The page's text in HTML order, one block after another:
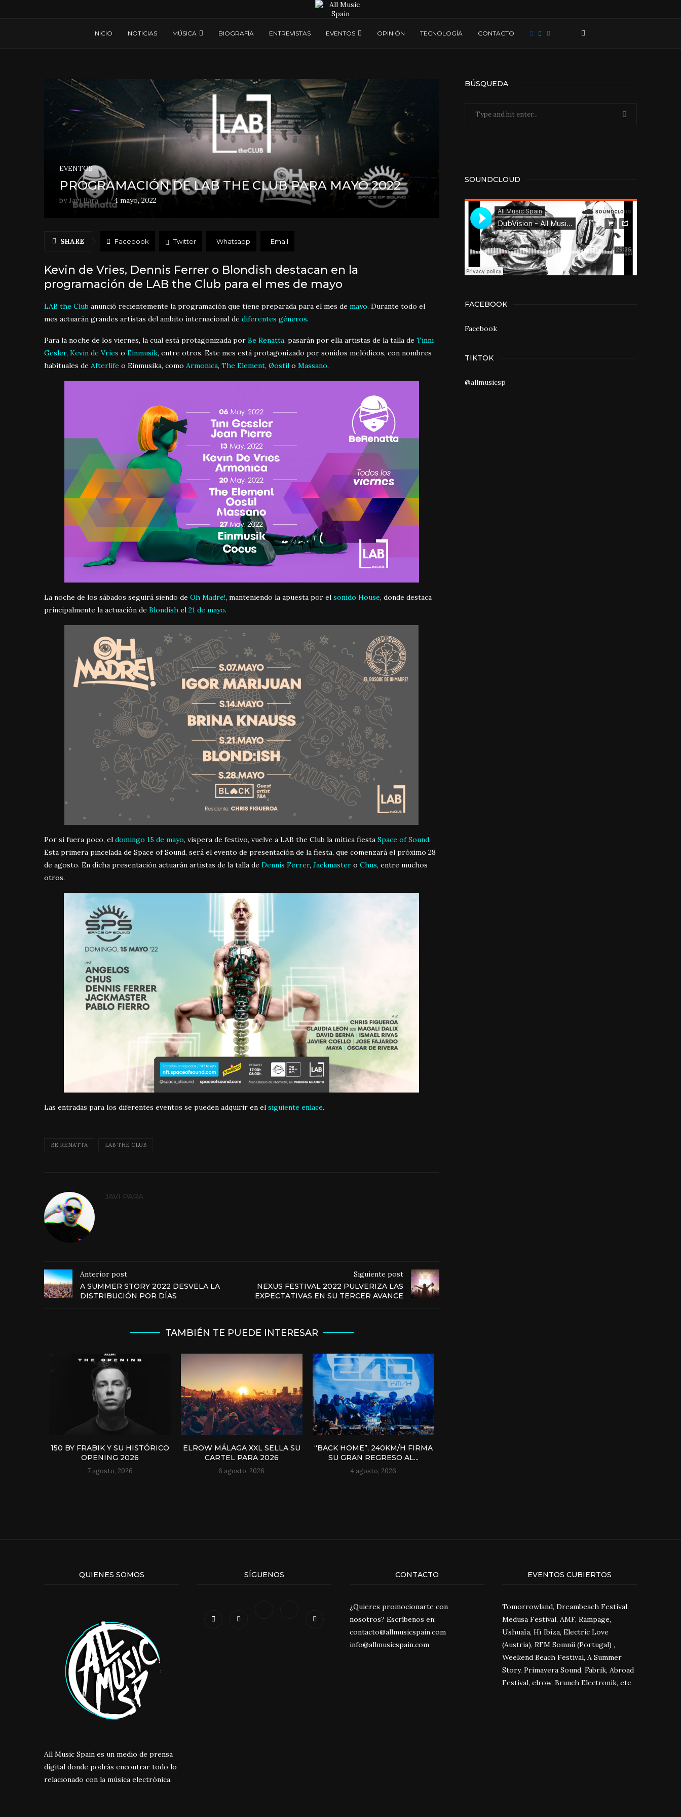
INICIO NOTICIAS MÚSICA BIOGRAFÍA ENTREVISTAS EVENTOS OPINIÓN TECNOLOGÍA CONTACTO
EVENTOS
PROGRAMACIÓN DE LAB THE CLUB PARA MAYO 2022
byJavi Para 4 mayo, 2022
SHARE Facebook Twitter Whatsapp Email
Kevin de Vries, Dennis Ferrer o Blondish destacan en la
programación de LAB the Club para el mes de mayo
LAB the Club anunció recientemente la programación que tiene preparada para el mes de mayo. Durante todo el
mes actuarán grandes artistas del ambito internacional de diferentes géneros.
Para la noche de los viernes, la cual está protagonizada por Be Renatta, pasarán por ella artistas de la talla de Tinni
Gesler, Kevin de Vries o Einmusik, entre otros. Este mes está protagonizado por sonidos melódicos, con nombres
habituales de Afterlife o Einmusika, como Armonica, The Element, Øostil o Massano.
La noche de los sábados seguirá siendo de Oh Madre!, manteniendo la apuesta por el sonido House, donde destaca
principalmente la actuación de Blondish el 21 de mayo.
Por si fuera poco, el domingo 15 de mayo, vispera de festivo, vuelve a LAB the Club la mítica fiesta Space of Sound.
Esta primera pincelada de Space of Sound, será el evento de presentación de la fiesta, que comenzará el próximo 28
de agosto. En dicha presentación actuarán artistas de la talla de Dennis Ferrer, Jackmaster o Chus, entre muchos
otros.
Las entradas para los diferentes eventos se pueden adquirir en el siguiente enlace.
BE RENATTA LAB THE CLUB
JAVI PARA
Anterior post
A SUMMER STORY 2022 DESVELA LA
DISTRIBUCIÓN POR DÍAS
Siguiente post
NEXUS FESTIVAL 2022 PULVERIZA LAS
EXPECTATIVAS EN SU TERCER AVANCE
TAMBIÉN TE PUEDE INTERESAR
150 BY FRABIK Y SU HISTÓRICO
OPENING 2026
7 agosto, 2026
ELROW MÁLAGA XXL SELLA SU
CARTEL PARA 2026
6 agosto, 2026
“BACK HOME”, 240KM/H FIRMA
SU GRAN REGRESO AL...
4 agosto, 2026
BÚSQUEDA
SOUNDCLOUD
FACEBOOK
Facebook
TIKTOK
@allmusicsp
QUIENES SOMOS
All Music Spain es un medio de prensa
digital donde podrás encontrar todo lo
relacionado con la música electrónica.
SÍGUENOS CONTACTO
¿Quieres promocionarte con
nosotros? Escríbenos en:
contacto@allmusicspain.com
info@allmusicspain.com
EVENTOS CUBIERTOS
Tomorrowland, Dreambeach Festival,
Medusa Festival, AMF, Rampage,
Ushuaïa, Hï Ibiza, Electric Love
(Austria), RFM Somnii (Portugal) ,
Weekend Beach Festival, A Summer
Story, Primavera Sound, Fabrik, Abroad
Festival, elrow, Brunch Electronik, etc